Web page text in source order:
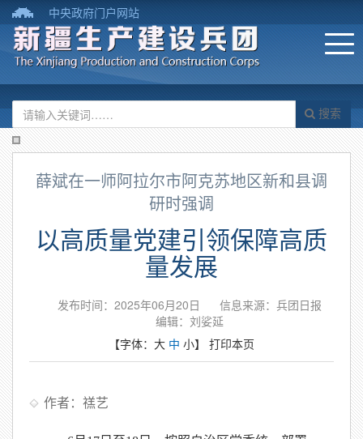
中央政府门户网站
搜索
薛斌在一师阿拉尔市阿克苏地区新和县调
研时强调
以高质量党建引领保障高质
量发展
发布时间：2025年06月20日
信息来源：​兵团日报
编辑：刘娑延
【字体： 大 中 小】 打印本页
作者：禚艺